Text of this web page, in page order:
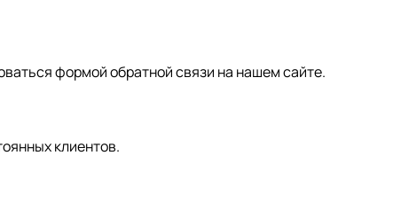
формой обратной связи на нашем сайте.
клиентов.